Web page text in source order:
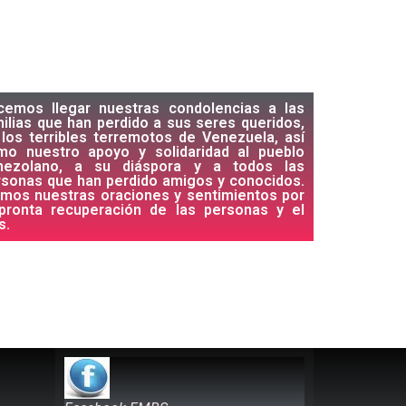
llegar nuestras condolencias a las
que han perdido a sus seres queridos,
terribles terremotos de Venezuela, así
nuestro apoyo y solidaridad al pueblo
a su diáspora y a todos las
que han perdido amigos y conocidos.
nuestras oraciones y sentimientos por
recuperación de las personas y el